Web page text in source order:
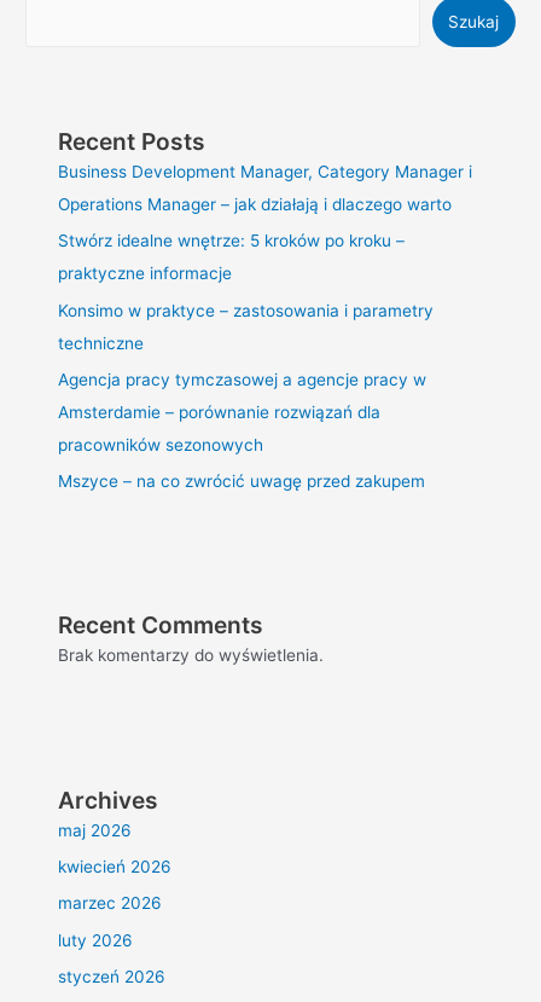
Szukaj
Recent Posts
Business Development Manager, Category Manager i
Operations Manager – jak działają i dlaczego warto
Stwórz idealne wnętrze: 5 kroków po kroku –
praktyczne informacje
Konsimo w praktyce – zastosowania i parametry
techniczne
Agencja pracy tymczasowej a agencje pracy w
Amsterdamie – porównanie rozwiązań dla
pracowników sezonowych
Mszyce – na co zwrócić uwagę przed zakupem
Recent Comments
Brak komentarzy do wyświetlenia.
Archives
maj 2026
kwiecień 2026
marzec 2026
luty 2026
styczeń 2026